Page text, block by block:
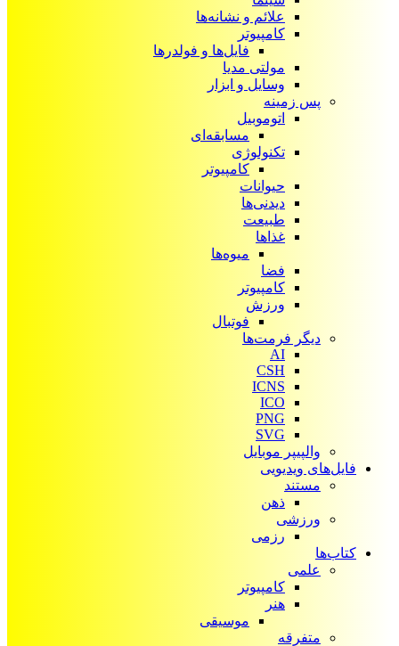
علائم و نشانه‌ها
کامپیوتر
فایل‌ها و فولدرها
مولتی مدیا
وسایل و ابزار
پس زمینه
اتوموبیل
مسابقه‌ای
تکنولوژی
کامپیوتر
حیوانات
دیدنی‌ها
طبیعت
غذاها
میوه‌ها
فضا
کامپیوتر
ورزش
فوتبال
دیگر فرمت‌ها
AI
CSH
ICNS
ICO
PNG
SVG
والپیپر موبایل
فایل‌های ویدیویی
مستند
ذهن
ورزشی
رزمی
کتاب‌ها
علمی
کامپیوتر
هنر
موسیقی
متفرقه